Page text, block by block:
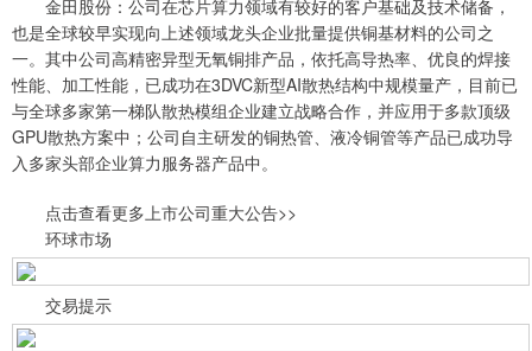
金田股份：公司在芯片算力领域有较好的客户基础及技术储备，
也是全球较早实现向上述领域龙头企业批量提供铜基材料的公司之
一。其中公司高精密异型无氧铜排产品，依托高导热率、优良的焊接
性能、加工性能，已成功在3DVC新型AI散热结构中规模量产，目前已
与全球多家第一梯队散热模组企业建立战略合作，并应用于多款顶级
GPU散热方案中；公司自主研发的铜热管、液冷铜管等产品已成功导
入多家头部企业算力服务器产品中。
点击查看更多上市公司重大公告>>
环球市场
交易提示